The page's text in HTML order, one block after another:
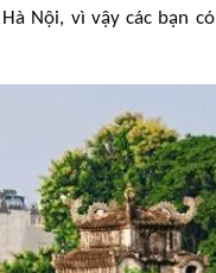
Nội, vì vậy các bạn